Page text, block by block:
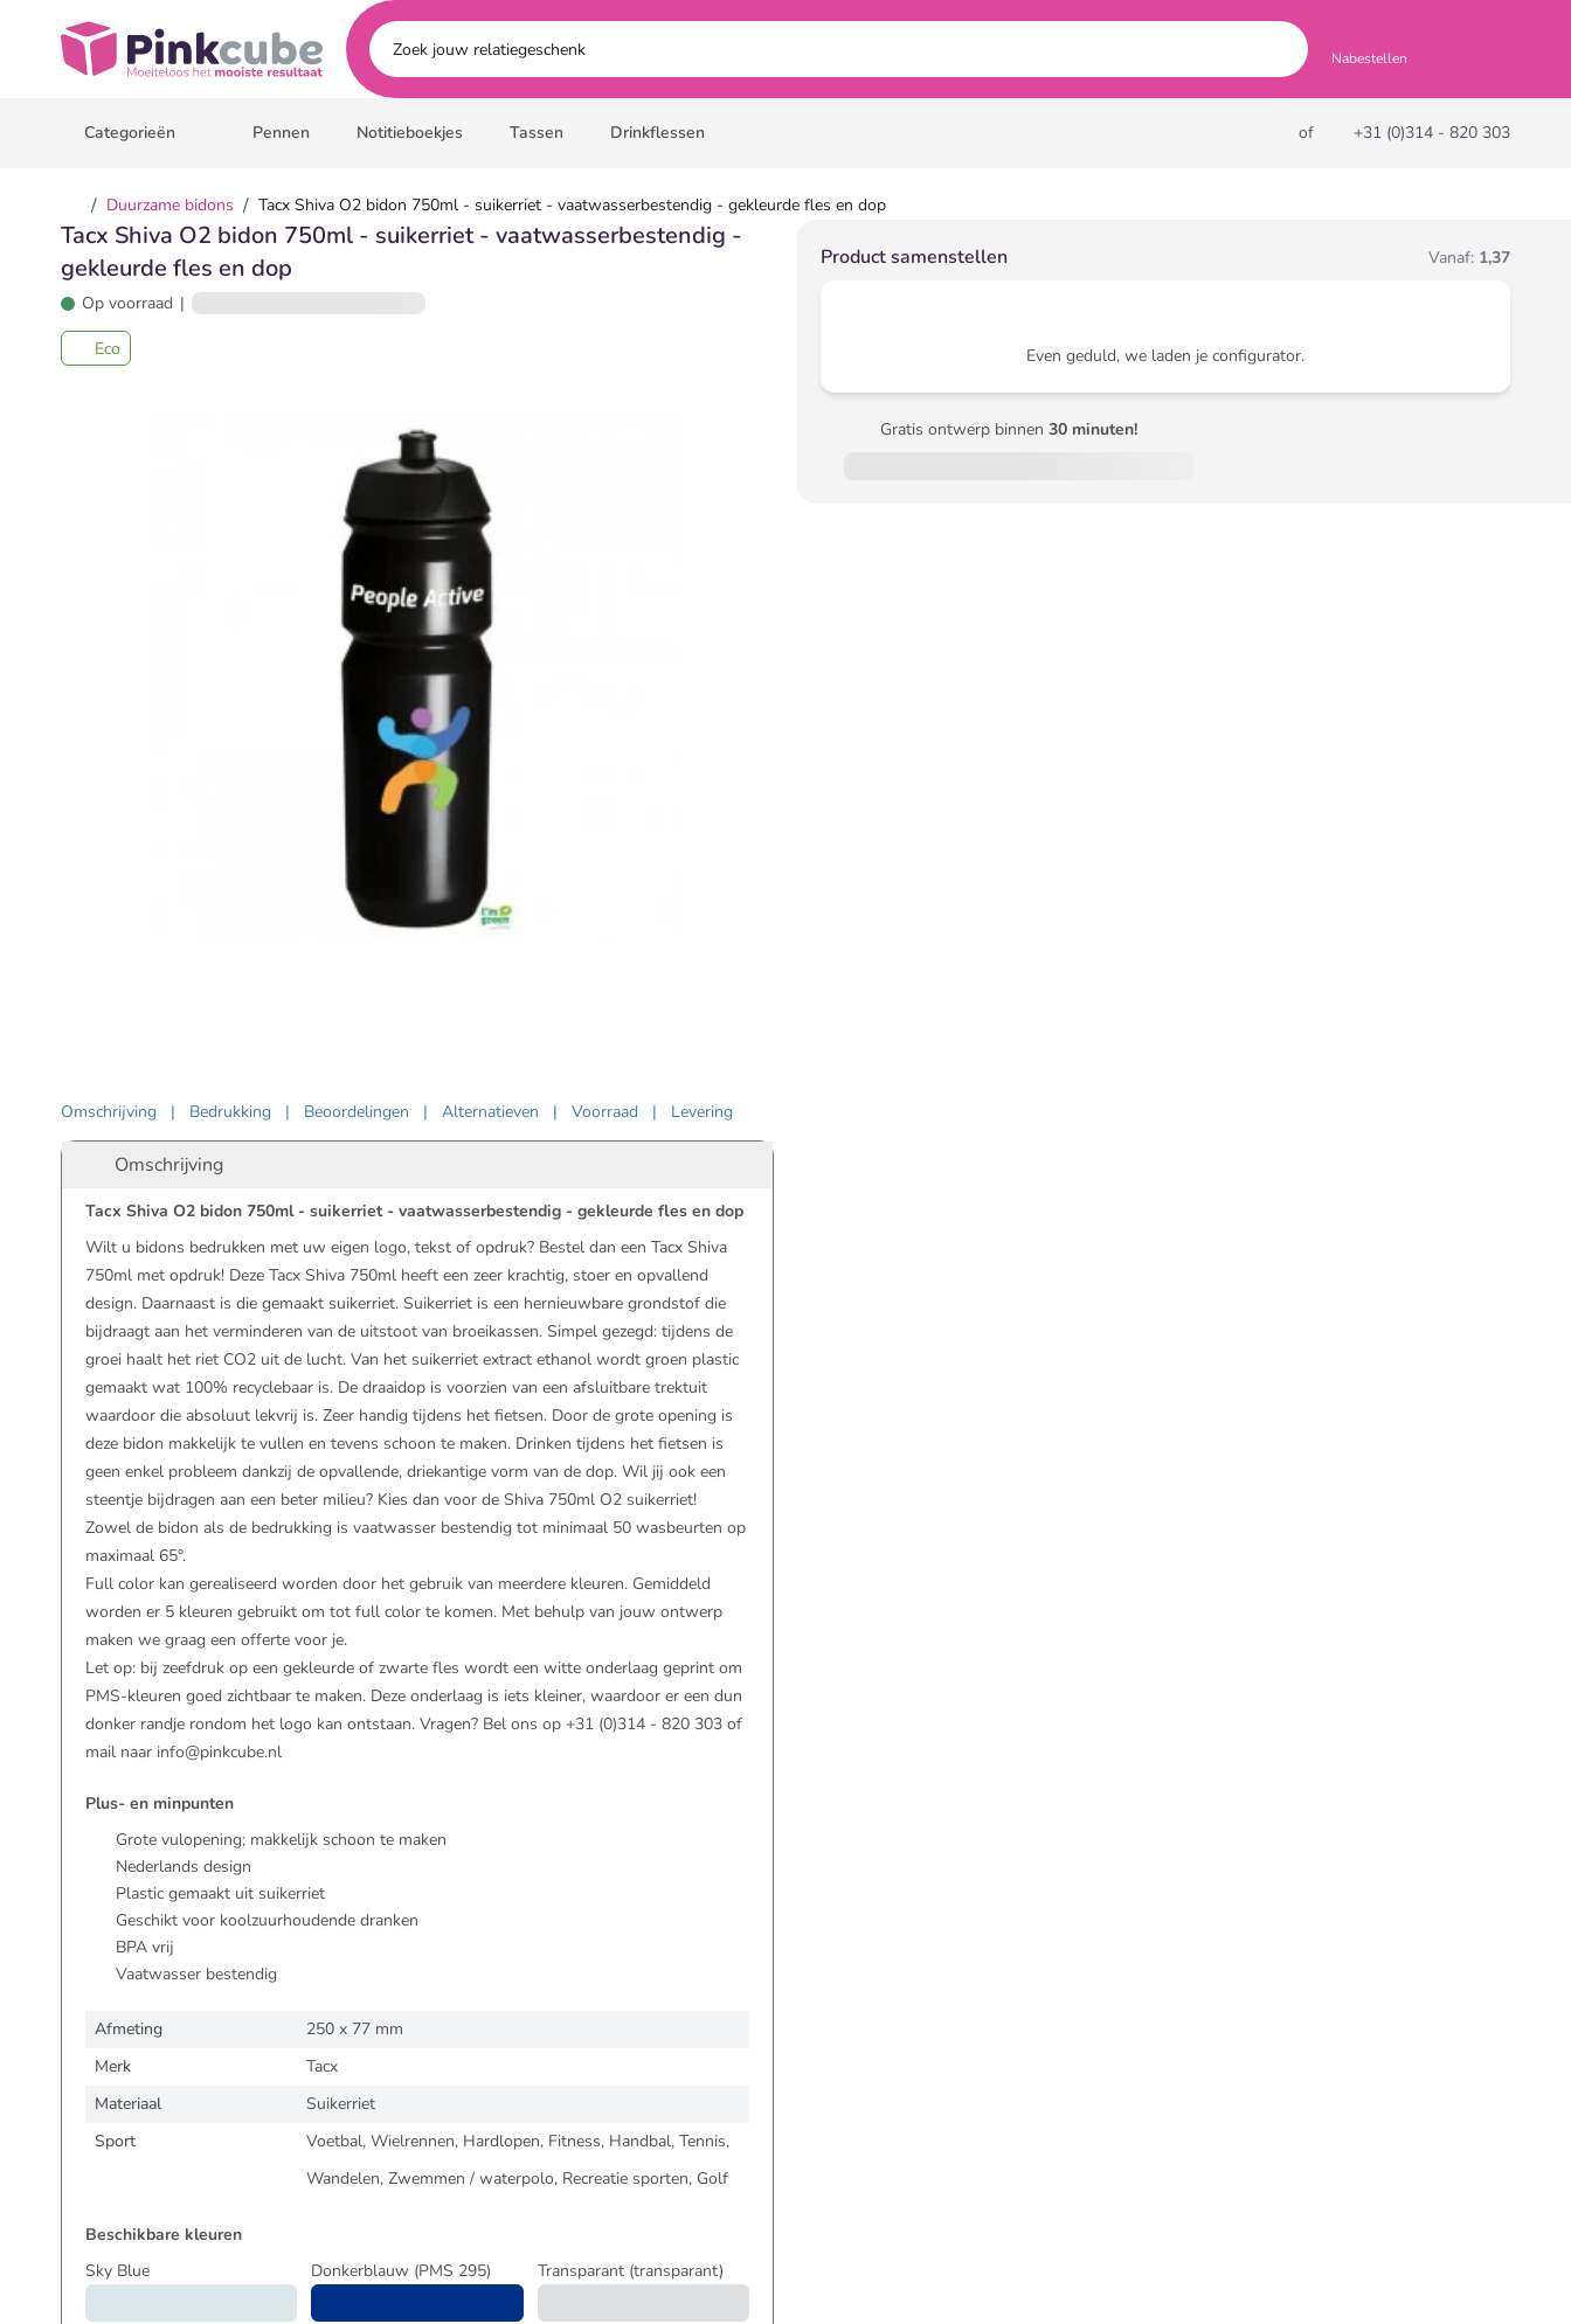
Pinkcube
Nabestellen
Categorieën Pennen Notitieboekjes Tassen Drinkflessen of +31 (0)314 - 820 303
/ Duurzame bidons / Tacx Shiva O2 bidon 750ml - suikerriet - vaatwasserbestendig - gekleurde fles en dop
Tacx Shiva O2 bidon 750ml - suikerriet - vaatwasserbestendig -
gekleurde fles en dop
Op voorraad |
Eco
Product samenstellen Vanaf: 1,37
Even geduld, we laden je configurator.
Gratis ontwerp binnen 30 minuten!
Omschrijving | Bedrukking | Beoordelingen | Alternatieven | Voorraad | Levering
Omschrijving
Tacx Shiva O2 bidon 750ml - suikerriet - vaatwasserbestendig - gekleurde fles en dop
Wilt u bidons bedrukken met uw eigen logo, tekst of opdruk? Bestel dan een Tacx Shiva
750ml met opdruk! Deze Tacx Shiva 750ml heeft een zeer krachtig, stoer en opvallend
design. Daarnaast is die gemaakt suikerriet. Suikerriet is een hernieuwbare grondstof die
bijdraagt aan het verminderen van de uitstoot van broeikassen. Simpel gezegd: tijdens de
groei haalt het riet CO2 uit de lucht. Van het suikerriet extract ethanol wordt groen plastic
gemaakt wat 100% recyclebaar is. De draaidop is voorzien van een afsluitbare trektuit
waardoor die absoluut lekvrij is. Zeer handig tijdens het fietsen. Door de grote opening is
deze bidon makkelijk te vullen en tevens schoon te maken. Drinken tijdens het fietsen is
geen enkel probleem dankzij de opvallende, driekantige vorm van de dop. Wil jij ook een
steentje bijdragen aan een beter milieu? Kies dan voor de Shiva 750ml O2 suikerriet!
Zowel de bidon als de bedrukking is vaatwasser bestendig tot minimaal 50 wasbeurten op
maximaal 65°.
Full color kan gerealiseerd worden door het gebruik van meerdere kleuren. Gemiddeld
worden er 5 kleuren gebruikt om tot full color te komen. Met behulp van jouw ontwerp
maken we graag een offerte voor je.
Let op: bij zeefdruk op een gekleurde of zwarte fles wordt een witte onderlaag geprint om
PMS-kleuren goed zichtbaar te maken. Deze onderlaag is iets kleiner, waardoor er een dun
donker randje rondom het logo kan ontstaan. Vragen? Bel ons op +31 (0)314 - 820 303 of
mail naar info@pinkcube.nl
Plus- en minpunten
Grote vulopening; makkelijk schoon te maken
Nederlands design
Plastic gemaakt uit suikerriet
Geschikt voor koolzuurhoudende dranken
BPA vrij
Vaatwasser bestendig
Afmeting
250 x 77 mm
Merk
Tacx
Materiaal
Suikerriet
Sport
Voetbal, Wielrennen, Hardlopen, Fitness, Handbal, Tennis,
Wandelen, Zwemmen / waterpolo, Recreatie sporten, Golf
Beschikbare kleuren
Sky Blue
Donkerblauw (PMS 295) Transparant (transparant)